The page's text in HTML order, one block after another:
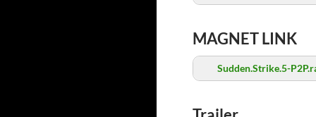
MAGNET LINK
Sudden.Strike.5-